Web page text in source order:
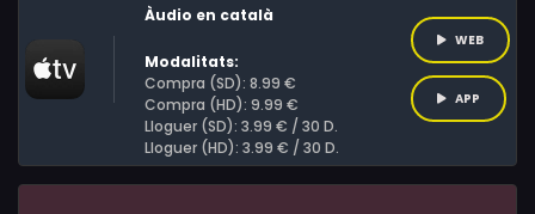
Àudio en català
Modalitats:
Compra (SD): 8.99 €
Compra (HD): 9.99 €
Lloguer (SD): 3.99 € / 30 D.
Lloguer (HD): 3.99 € / 30 D.
WEB
APP